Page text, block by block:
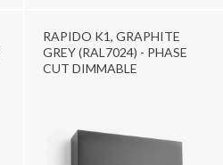
RAPIDO K1, GRAPHITE
GREY (RAL7024) - PHASE
CUT DIMMABLE